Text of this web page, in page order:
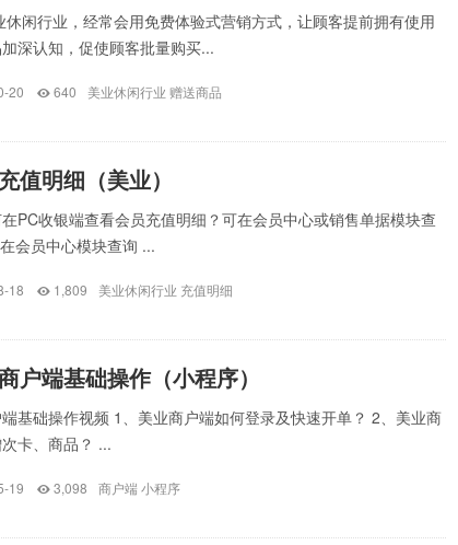
休闲行业，经常会用免费体验式营销方式，让顾客提前拥有使用
深认知，促使顾客批量购买...
20 640 美业休闲行业 赠送商品
值明细（美业）
PC收银端查看会员充值明细？可在会员中心或销售单据模块查
会员中心模块查询 ...
18 1,809 美业休闲行业 充值明细
户端基础操作（小程序）
基础操作视频 1、美业商户端如何登录及快速开单？ 2、美业商
卡、商品？ ...
19 3,098 商户端小程序